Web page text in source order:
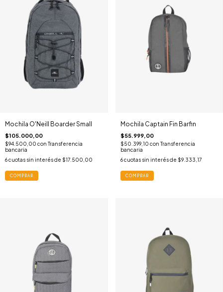
Mochila O'Neill Boarder Small
$105.000,00
$94.500,00 con Transferencia
bancaria
6cuotas sin interés de $17.500,00
COMPRAR
Mochila Captain Fin Barfin
$55.999,00
$50.399,10 con Transferencia
bancaria
6 cuotas sin interés de $9.333,17
COMPRAR